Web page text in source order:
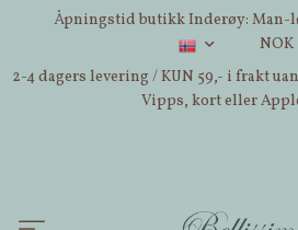
Åpningstid butikk Inderøy: Man-
NOK
2-4 dagers levering / KUN 59,- i frakt
Vipps, kort eller